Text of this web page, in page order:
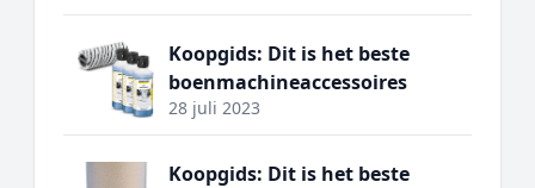
Koopgids: Dit is het beste
boenmachineaccessoires
28 juli 2023
Koopgids: Dit is het beste